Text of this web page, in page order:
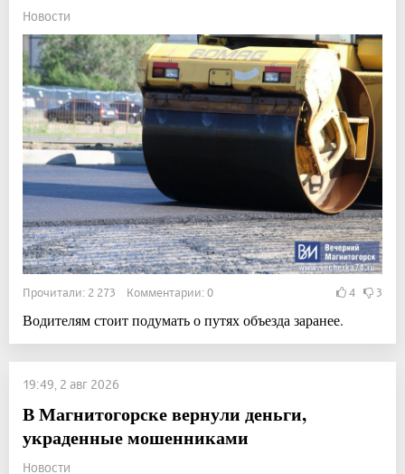
Новости
Прочитали: 2 273 Комментарии: 0 4 3
Водителям стоит подумать о путях объезда заранее.
19:49, 2 авг 2026
В Магнитогорске вернули деньги,
украденные мошенниками
Новости